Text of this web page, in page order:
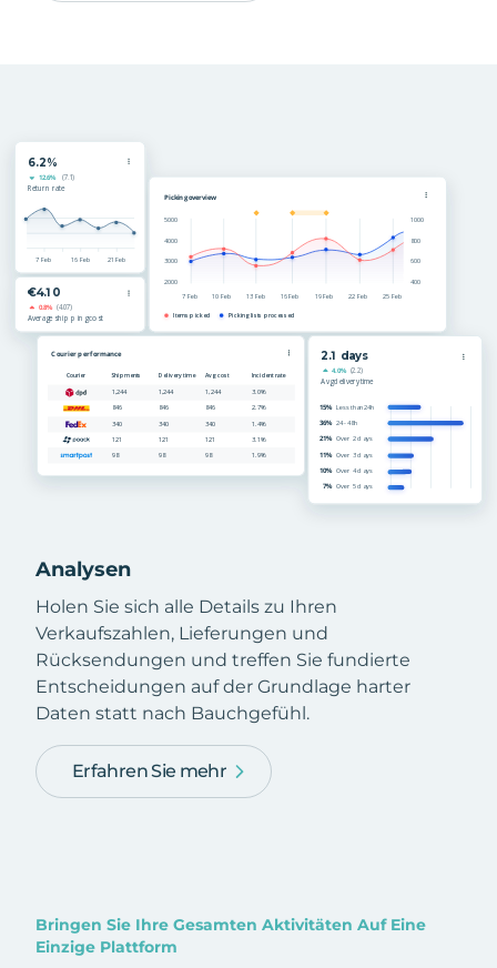
Analysen
Holen Sie sich alle Details zu Ihren
Verkaufszahlen, Lieferungen und
Rücksendungen und treffen Sie fundierte
Entscheidungen auf der Grundlage harter
Daten statt nach Bauchgefühl.
Erfahren Sie mehr
Bringen Sie Ihre Gesamten Aktivitäten Auf Eine
Einzige Plattform